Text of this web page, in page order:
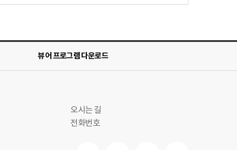
뷰어 프로그램 다운로드
오시는 길
전화번호